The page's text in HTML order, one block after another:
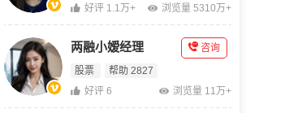
好评 1.1万+ 浏览量 5310万+
两融小嫒经理
股票 帮助 2827
咨询
好评 6 浏览量 11万+